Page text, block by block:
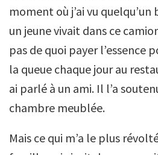
moment où j’ai vu quelqu’un
un jeune vivait dans ce
pas de quoi payer l’essence
la queue chaque jour au
ai parlé à un ami. Il l’a
chambre meublée.
Mais ce qui m’a le plus